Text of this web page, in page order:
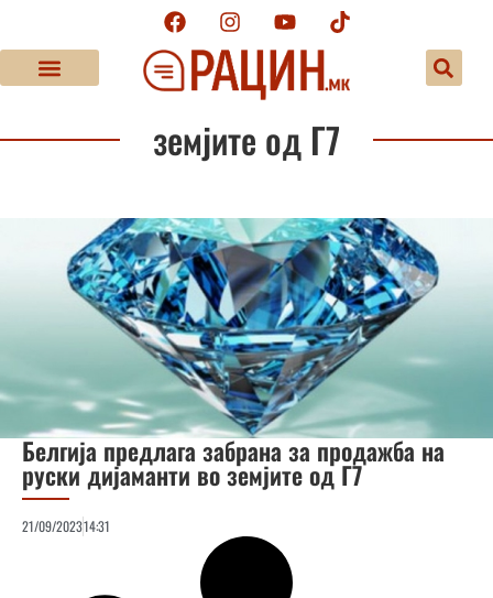
земјите од Г7
Белгија предлага забрана за продажба на
руски дијаманти во земјите од Г7
21/09/202314:31